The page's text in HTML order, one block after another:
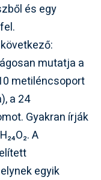
és egy
mutatja a
metiléncsoport
a 24
Gyakran írják
A
egyik